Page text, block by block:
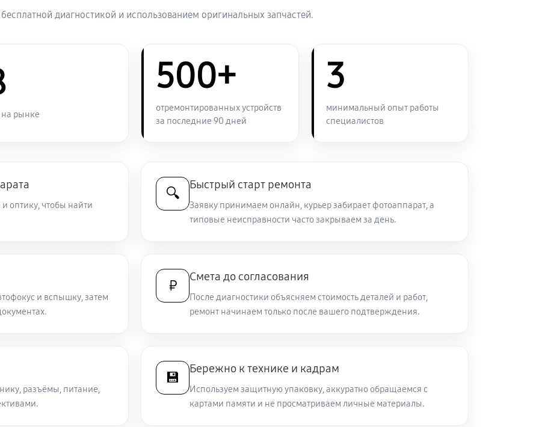
2570 руб 60 минут
2430 руб 60 минут
II 60 минут
1890 руб 60 минут
A7s II 2750 руб 60 минут Заказать
Sony A7s II 3150 руб 60 минут Заказать
диагностикой и использованием оригинальных запчастей.
на рынке
500+
отремонтированных устройств
за последние 90 дней
3
минимальный опыт работы
специалистов
оптику, чтобы найти
🔍
Быстрый старт ремонта
Заявку принимаем онлайн, курьер забирает фотоаппарат, а
типовые неисправности часто закрываем за день.
и вспышку, затем
₽
Смета до согласования
После диагностики объясняем стоимость деталей и работ,
ремонт начинаем только после вашего подтверждения.
разъёмы, питание,
💾
Бережно к технике и кадрам
Используем защитную упаковку, аккуратно обращаемся с
картами памяти и не просматриваем личные материалы.